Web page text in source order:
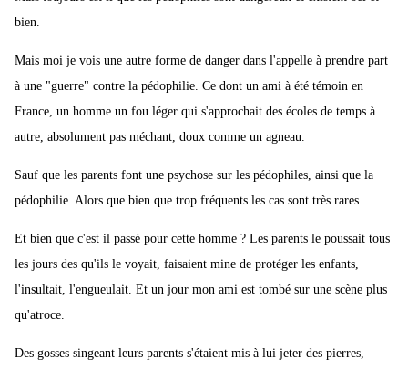
bien.
Mais moi je vois une autre forme de danger dans l'appelle à prendre part
à une "guerre" contre la pédophilie. Ce dont un ami à été témoin en
France, un homme un fou léger qui s'approchait des écoles de temps à
autre, absolument pas méchant, doux comme un agneau.
Sauf que les parents font une psychose sur les pédophiles, ainsi que la
pédophilie. Alors que bien que trop fréquents les cas sont très rares.
Et bien que c'est il passé pour cette homme ? Les parents le poussait tous
les jours des qu'ils le voyait, faisaient mine de protéger les enfants,
l'insultait, l'engueulait. Et un jour mon ami est tombé sur une scène plus
qu'atroce.
Des gosses singeant leurs parents s'étaient mis à lui jeter des pierres,